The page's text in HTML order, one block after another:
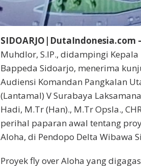
SIDOARJO|DutaIndonesia.com
Muhdlor, S.IP., didampingi Kepala
Bappeda Sidoarjo, menerima
Audiensi Komandan Pangkalan
(Lantamal) V Surabaya
Hadi, M.Tr (Han)., M.Tr Opsla.,
perihal paparan awal tentang
Aloha, di Pendopo Delta Wibawa
Proyek fly over Aloha yang